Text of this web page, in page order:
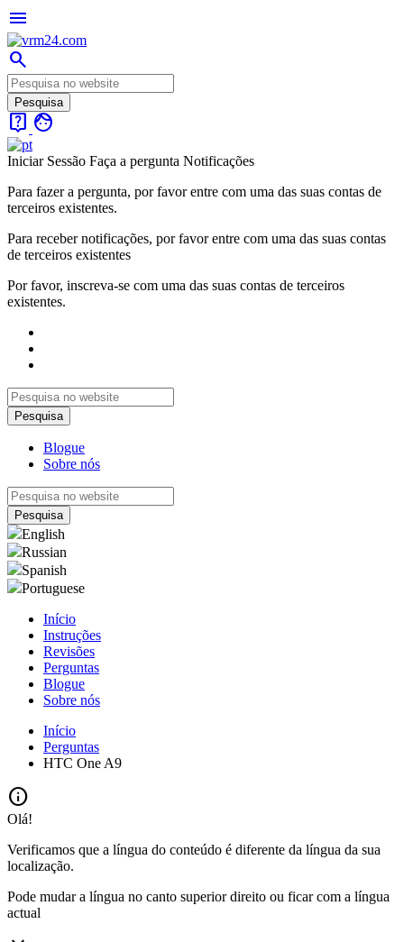
menu
search
live_help face
Iniciar Sessão Faça a pergunta Notificações
Para fazer a pergunta, por favor entre com uma das suas contas de
terceiros existentes.
Para receber notificações, por favor entre com uma das suas contas
de terceiros existentes
Por favor, inscreva-se com uma das suas contas de terceiros
existentes.
Blogue
Sobre nós
English
Russian
Spanish
Portuguese
Início
Instruções
Revisões
Perguntas
Blogue
Sobre nós
Início
Perguntas
HTC One A9
info
Olá!
Verificamos que a língua do conteúdo é diferente da língua da sua
localização.
Pode mudar a língua no canto superior direito ou ficar com a língua
actual